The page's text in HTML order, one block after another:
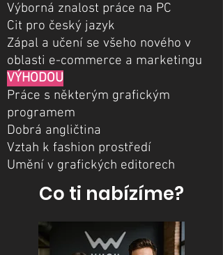
Výborná znalost práce na PC
Cit pro český jazyk
Zápal a učení se všeho nového v
oblasti e-commerce a marketingu
VÝHODOU
Práce s některým grafickým
programem
Dobrá angličtina
Vztah k fashion prostředí
Umění v grafických editorech
Co ti nabízíme?